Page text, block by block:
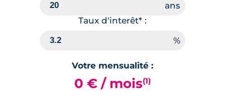
Taux d'interêt* :
Votre mensualité :
0 € / mois(1)